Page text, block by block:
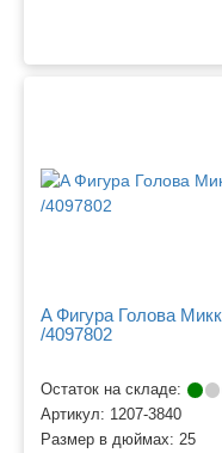
A Фигура Голова
/4097802
Остаток на складе:
Артикул: 1207-3840
Размер в дюймах: 25